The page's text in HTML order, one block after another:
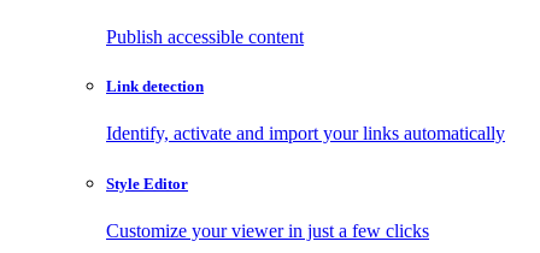
Publish accessible content
Link detection
Identify, activate and import your links automatically
Style Editor
Customize your viewer in just a few clicks